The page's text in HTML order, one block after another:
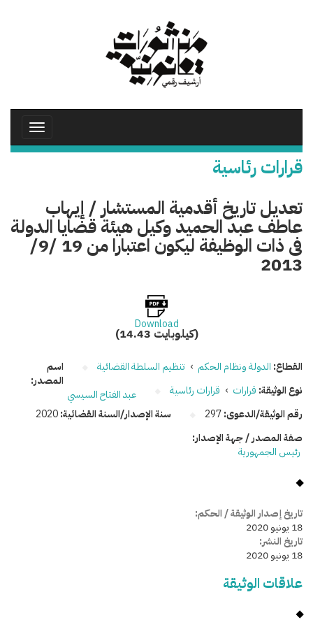
Toggle
قرارات رئاسية
تعديل تاريخ أقدمية المستشار / إيهاب
عاطف عبد الحميد وكيل هيئة قضايا الدولة
فى ذات الوظيفة ليكون اعتبارا من 19 /9/
2013
Download
(14.43 كيلوبايت)
القطاع: الدولة ونظام الحكم › تنظيم السلطة القضائية
نوع الوثيقة: قرارات › قرارات رئاسية
رقم الوثيقة/الدعوى:297 سنة الإصدار/السنة القضائية:2020
اسم
المصدر:
عبد الفتاح السيسي
صفة المصدر / جهة الإصدار:
رئيس الجمهورية
تاريخ إصدار الوثيقة / الحكم:
18 يونيو 2020
تاريخ النشر:
18 يونيو 2020
علاقات الوثيقة